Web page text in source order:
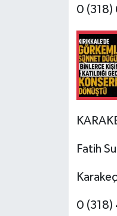
0 (318)
Fatih
0